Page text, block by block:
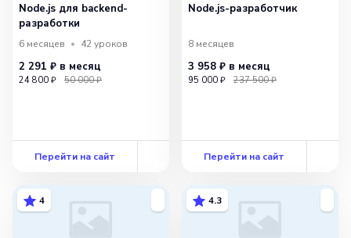
Node.js для backend-
разработки
6 месяцев 42уроков
2 291 ₽ в месяц
24 800 ₽ 50 000 ₽
Перейти на сайт
Node.js-разработчик
8 месяцев
3 958 ₽ в месяц
95 000 ₽ 237 500 ₽
Перейти на сайт
4 4.3